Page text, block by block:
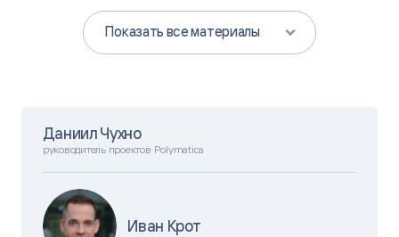
Даниил Чухно
руководитель проектов Polymatica
Иван Крот
Показать все материалы